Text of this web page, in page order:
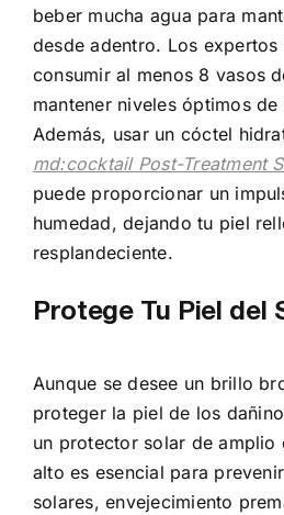
beber mucha agua para
desde adentro. Los expertos
consumir al menos 8 vasos
mantener niveles óptimos
Además, usar un cóctel
md:cocktail Post-Treatment
puede proporcionar un
humedad, dejando tu piel
resplandeciente.
Protege Tu Piel del
Aunque se desee un brillo
proteger la piel de los
un protector solar de amplio
alto es esencial para
solares, envejecimiento